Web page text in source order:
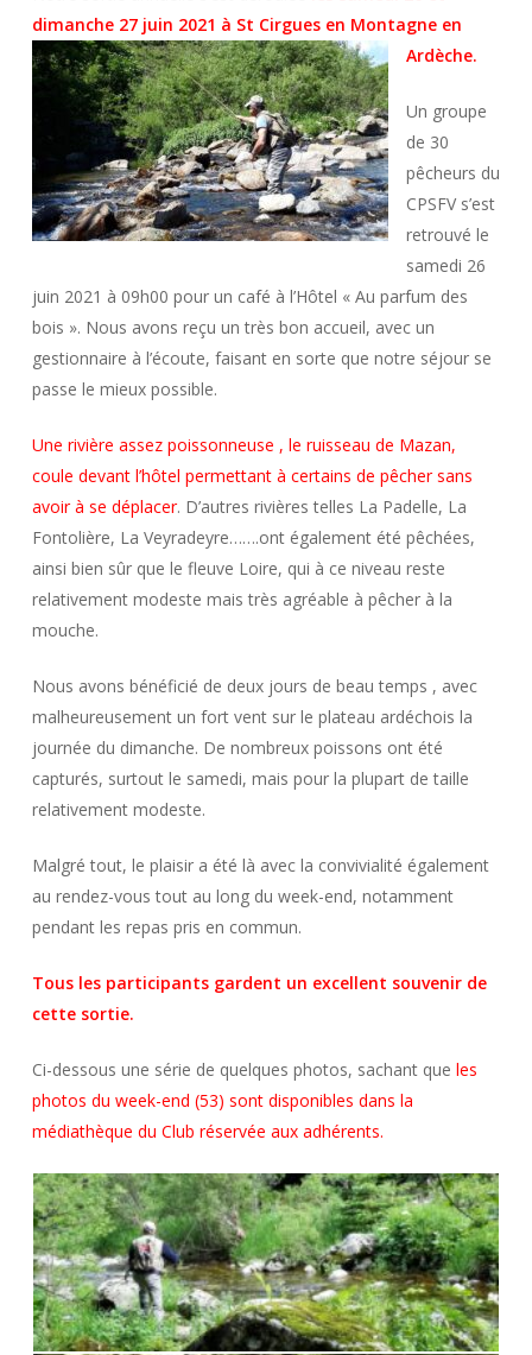
dimanche 27 juin 2021 à St Cirgues en Montagne en
Ardèche.
Un groupe
de 30
pêcheurs du
CPSFV s’est
retrouvé le
samedi 26
juin 2021 à 09h00 pour un café à l’Hôtel « Au parfum des
bois ». Nous avons reçu un très bon accueil, avec un
gestionnaire à l’écoute, faisant en sorte que notre séjour se
passe le mieux possible.
Une rivière assez poissonneuse , le ruisseau de Mazan,
coule devant l’hôtel permettant à certains de pêcher sans
avoir à se déplacer. D’autres rivières telles La Padelle, La
Fontolière, La Veyradeyre…….ont également été pêchées,
ainsi bien sûr que le fleuve Loire, qui à ce niveau reste
relativement modeste mais très agréable à pêcher à la
mouche.
Nous avons bénéficié de deux jours de beau temps , avec
malheureusement un fort vent sur le plateau ardéchois la
journée du dimanche. De nombreux poissons ont été
capturés, surtout le samedi, mais pour la plupart de taille
relativement modeste.
Malgré tout, le plaisir a été là avec la convivialité également
au rendez-vous tout au long du week-end, notamment
pendant les repas pris en commun.
Tous les participants gardent un excellent souvenir de
cette sortie.
Ci-dessous une série de quelques photos, sachant que les
photos du week-end (53) sont disponibles dans la
médiathèque du Club réservée aux adhérents.